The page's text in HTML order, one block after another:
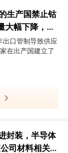
生产国禁止钴
大幅下降，这
口管制导致供应
在出产国建立了
封装，半导体
司材料相关产